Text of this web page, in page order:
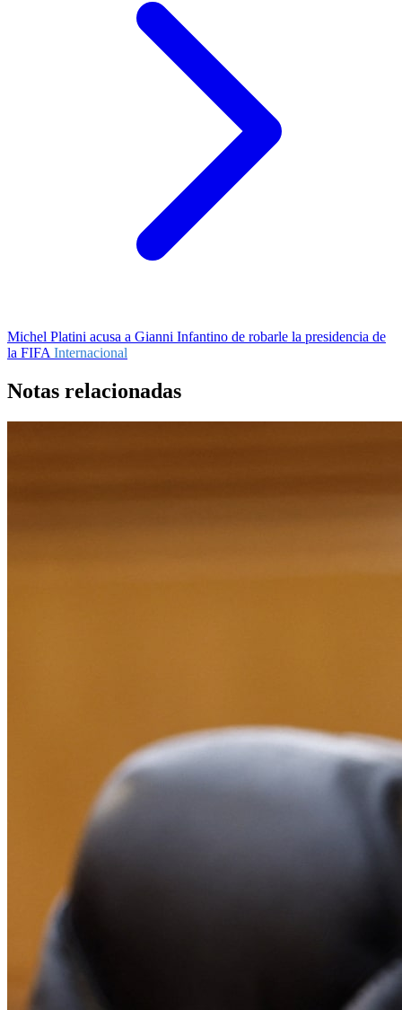
Michel Platini acusa a Gianni Infantino de robarle la presidencia de
la FIFA Internacional
Notas relacionadas